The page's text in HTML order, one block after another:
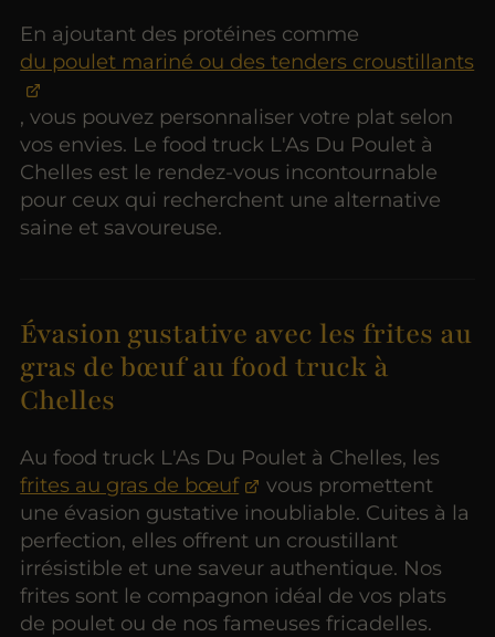
En ajoutant des protéines comme
du poulet mariné ou des tenders croustillants
, vous pouvez personnaliser votre plat selon
vos envies. Le food truck L'As Du Poulet à
Chelles est le rendez-vous incontournable
pour ceux qui recherchent une alternative
saine et savoureuse.
Évasion gustative avec les frites au
gras de bœuf au food truck à
Chelles
Au food truck L'As Du Poulet à Chelles, les
frites au gras de bœuf
vous promettent
une évasion gustative inoubliable. Cuites à la
perfection, elles offrent un croustillant
irrésistible et une saveur authentique. Nos
frites sont le compagnon idéal de vos plats
de poulet ou de nos fameuses fricadelles.